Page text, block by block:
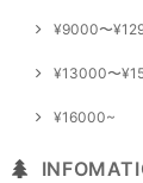
¥9000〜
¥13000〜
¥16000~